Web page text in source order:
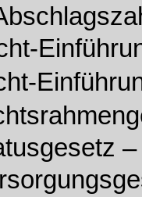
–